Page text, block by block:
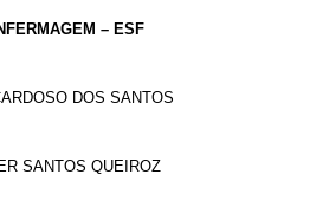
– ESF
DOS SANTOS
SANTOS QUEIROZ